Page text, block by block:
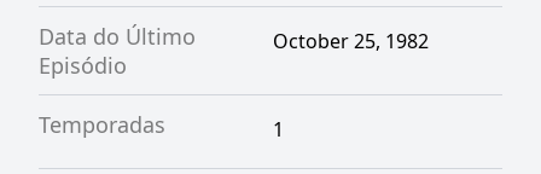
Data do Último
Episódio
October 25, 1982
Temporadas 1